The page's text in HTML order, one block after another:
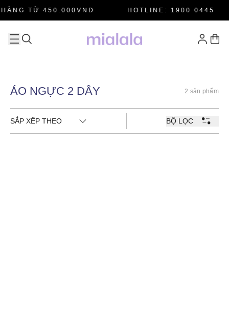
TỪ 450.000VNĐ HOTLINE: 1900 0445
ÁO NGỰC 2 DÂY 2 sản phẩm
SẮP XẾP THEO BỘ LỌC